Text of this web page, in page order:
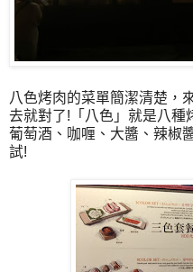
八色烤肉的菜單簡潔清楚，
去就對了!「八色」就是八種
葡萄酒、咖喱、大醬、辣椒
試!